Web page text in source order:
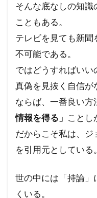
そんな底なしの知識
こともある。
テレビを見ても新
不可能である。
ではどうすればいい
真偽を見抜く自信が
ならば、一番良い方
情報を得る」 ことし
だからこそ私は、
を引用元としている。
世の中には「持論」
くいる。